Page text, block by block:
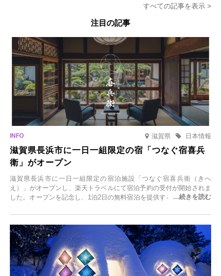
すべての記事を表示 >
注目の記事
滋賀県 日本情報
滋賀県長浜市に一日一組限定の宿「つなぐ宿喜兵
衛」がオープン
滋賀県長浜市に一日一組限定の宿泊施設「つなぐ宿喜兵衛（きへ
え）」がオープンし、楽天トラベルにて宿泊予約の受付が開始されま
した。オープンを記念し、1泊2日の無料宿泊を提供するキャンペーン
一組限定の宿だからこそ叶う、大切な人との特別な時間を体験いただ
けます。